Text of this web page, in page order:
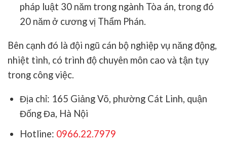
pháp luật 30 năm trong ngành Tòa án, trong đó
20 năm ở cương vị Thẩm Phán.
Bên cạnh đó là đội ngũ cán bộ nghiệp vụ năng động,
nhiệt tình, có trình độ chuyên môn cao và tận tụy
trong công việc.
Địa chỉ: 165 Giảng Võ, phường Cát Linh, quận
Đống Đa, Hà Nội
Hotline: 0966.22.7979